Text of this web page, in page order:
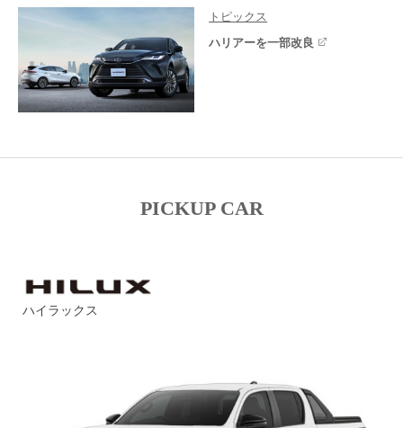
トピックス
ハリアーを一部改良
PICKUP CAR
ハイラックス